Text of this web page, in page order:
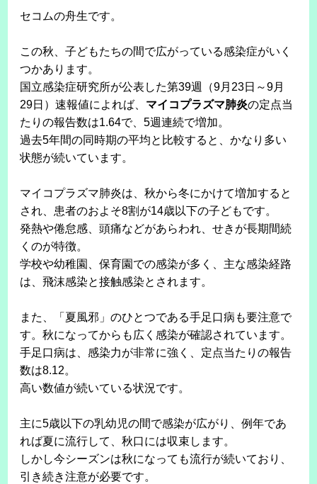
セコムの舟生です。
この秋、子どもたちの間で広がっている感染症がいく
つかあります。
国立感染症研究所が公表した第39週（9月23日～9月
29日）速報値によれば、 マイコプラズマ肺炎の定点当
たりの報告数は1.64で、5週連続で増加。
過去5年間の同時期の平均と比較すると、かなり多い
状態が続いています。
マイコプラズマ肺炎は、秋から冬にかけて増加すると
され、患者のおよそ8割が14歳以下の子どもです。
発熱や倦怠感、頭痛などがあらわれ、せきが長期間続
くのが特徴。
学校や幼稚園、保育園での感染が多く、主な感染経路
は、飛沫感染と接触感染とされます。
また、「夏風邪」のひとつである手足口病も要注意で
す。秋になってからも広く感染が確認されています。
手足口病は、感染力が非常に強く、定点当たりの報告
数は8.12。
高い数値が続いている状況です。
主に5歳以下の乳幼児の間で感染が広がり、例年であ
れば夏に流行して、秋口には収束します。
しかし今シーズンは秋になっても流行が続いており、
引き続き注意が必要です。